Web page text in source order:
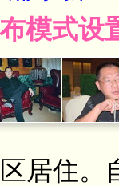
模式
居住。